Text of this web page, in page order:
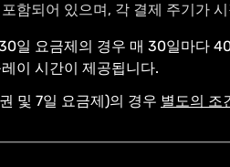
함되어 있으며, 각 결제 주기가
일 요금제의 경우 매 30일마다
이 시간이 제공됩니다.
및 7일 요금제)의 경우 별도의 조